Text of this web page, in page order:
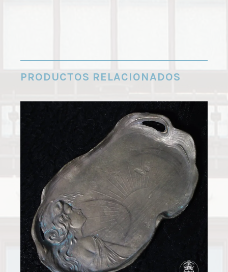
PRODUCTOS RELACIONADOS